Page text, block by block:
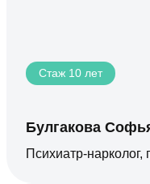
Стаж 10 лет
Булгакова
Психиатр-нарколог,